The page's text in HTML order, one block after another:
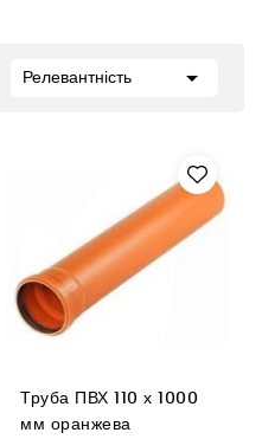
Релевантність 
Труба ПВХ 110 х 1000
мм оранжева